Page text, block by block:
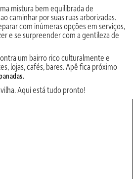
mistura bem equilibrada de
caminhar por suas ruas arborizadas.
com inúmeras opções em serviços,
e se surpreender com a gentileza de
um bairro rico culturalmente e
lojas, cafés, bares. Apê fica próximo
Aqui está tudo pronto!